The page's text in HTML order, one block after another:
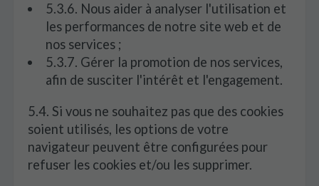
5.3.6. Nous aider à analyser l'utilisation et
les performances de notre site web et de
nos services ;
5.3.7. Gérer la promotion de nos services,
afin de susciter l'intérêt et l'engagement.
5.4. Si vous ne souhaitez pas que des cookies
soient utilisés, les options de votre
navigateur peuvent être configurées pour
refuser les cookies et/ou les supprimer.